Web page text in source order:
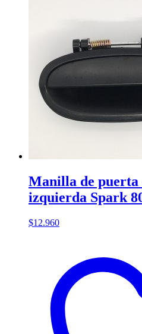
Manilla de
izquierda Spark
$12.960